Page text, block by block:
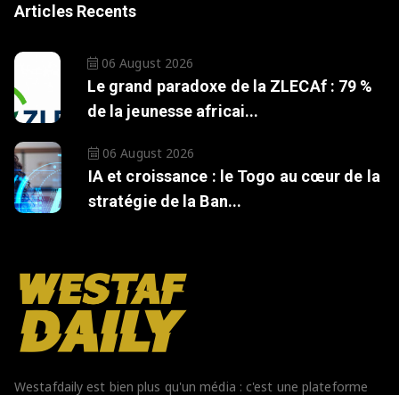
Articles Recents
06 August 2026
Le grand paradoxe de la ZLECAf : 79 %
de la jeunesse africai...
06 August 2026
IA et croissance : le Togo au cœur de la
stratégie de la Ban...
Westafdaily est bien plus qu'un média : c'est une plateforme